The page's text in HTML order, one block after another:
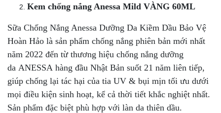
Kem chống nắng Anessa Mild VÀNG 60ML
Sữa Chống Nắng Anessa Dưỡng Da Kiềm Dầu Bảo Vệ
Hoàn Hảo là sản phẩm chống nắng phiên bản mới nhất
năm 2022 đến từ thương hiệu chống nắng dưỡng
da ANESSA hàng đầu Nhật Bản suốt 21 năm liên tiếp,
giúp chống lại tác hại của tia UV & bụi mịn tối ưu dưới
mọi điều kiện sinh hoạt, kể cả thời tiết khắc nghiệt nhất.
Sản phẩm đặc biệt phù hợp với làn da thiên dầu.